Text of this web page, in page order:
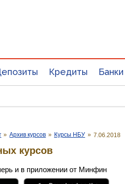
Кредиты Банки
» Архив курсов » Курсы НБУ » 7.06.2018
курсов
и в приложении от Минфин